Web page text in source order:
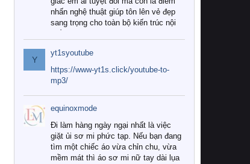
nhấn nghệ thuật giúp tôn lên vẻ đẹp
sang trọng cho toàn bộ kiến trúc nội
Tuy nhiên, giữa thị trường đa dạng
với vô vàn thương hiệu và mẫu mã
như hiện nay, làm thế nào để chọn
được những bộ chăn ga gối đệm cao
cấp thực sự chất lượng, phù hợp với
khí hậu và nhu cầu sử dụng của gia
đình? Hãy cùng chúng tôi đi tìm lời
giải đáp chi tiết qua bài viết dưới đây.
1. Tại sao các gia đình hiện đại lại ưa
Y
yt1syoutube
https://www-yt1s.click/youtube-to-
mp3/
equinoxmode
Đi làm hàng ngày ngại nhất là việc
giặt ủi sơ mi phức tạp. Nếu bạn đang
tìm một chiếc áo vừa chỉn chu, vừa
mềm mát thì áo sơ mi nữ tay dài lụa